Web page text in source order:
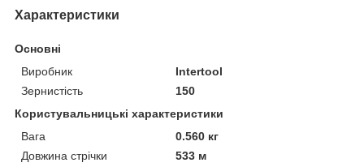
Характеристики
Основні
Виробник
Intertool
Зернистість
150
Користувальницькі характеристики
Вага
0.560 кг
Довжина стрічки
533 м